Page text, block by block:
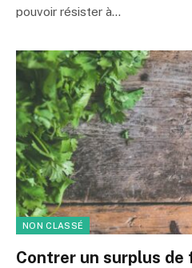
pouvoir résister à…
NON CLASSÉ
Contrer un surplus de